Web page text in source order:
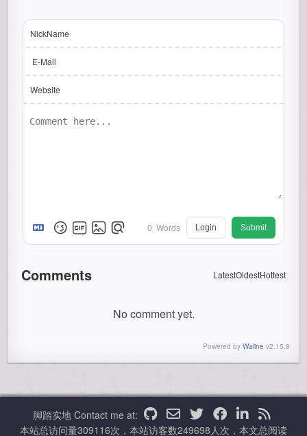
NickName
E-Mail
Website
0 Words Login Submit
Comments LatestOldestHottest
No comment yet.
Powered by Waline v2.15.8
脚踏实地 Contact me at:
本站总访问量309116次，本站访客数249698人次，本文总阅读